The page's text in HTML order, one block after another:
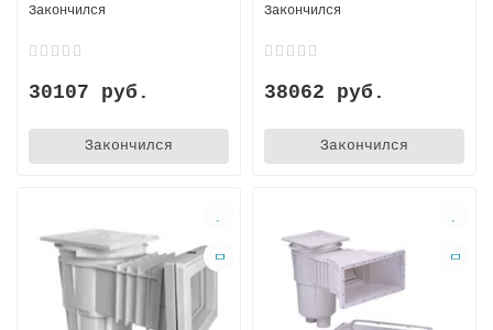
Закончился
30107 руб.
Закончился
Закончился
38062 руб.
Закончился